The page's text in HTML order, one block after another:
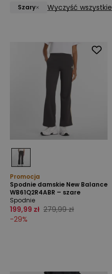
Szary Wyczyść wszystkie
Promocja
Spodnie damskie New Balance
WB61Q2R4ABR – szare
Spodnie
199,99 zł 279,99 zł
-29%